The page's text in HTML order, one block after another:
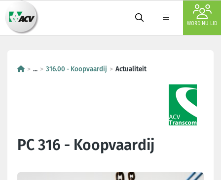
WORD NU LID
... 316.00 - Koopvaardij Actualiteit
PC 316 - Koopvaardij